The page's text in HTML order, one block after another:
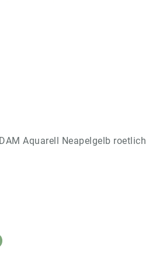
Aquarell Neapelgelb roetlich